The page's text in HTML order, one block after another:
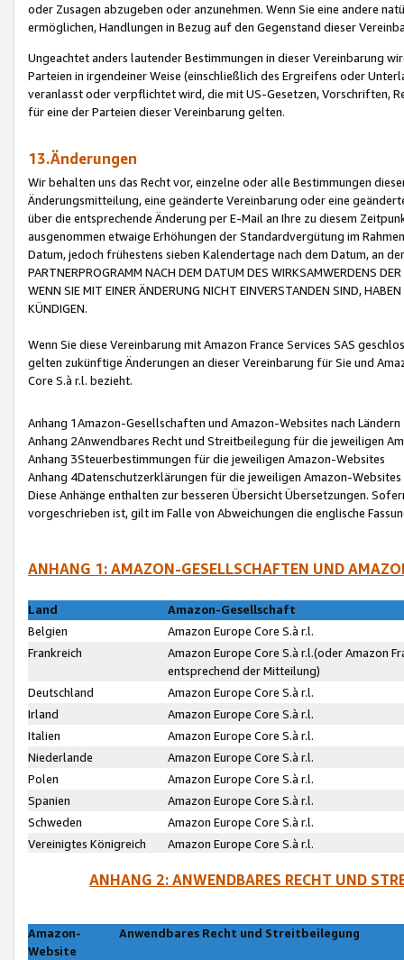
oder Zusagen abzugeben oder anzunehmen. Wenn Sie eine andere
ermöglichen, Handlungen in Bezug auf den Gegenstand dieser
Ungeachtet anders lautender Bestimmungen in dieser Vereinbarung
Parteien in irgendeiner Weise (einschließlich des Ergreifens oder
veranlasst oder verpflichtet wird, die mit US-Gesetzen, Vorschriften,
für eine der Parteien dieser Vereinbarung gelten.
13.Änderungen
Wir behalten uns das Recht vor, einzelne oder alle Bestimmungen
Änderungsmitteilung, eine geänderte Vereinbarung oder eine
über die entsprechende Änderung per E-Mail an Ihre zu diesem
ausgenommen etwaige Erhöhungen der Standardvergütung im
Datum, jedoch frühestens sieben Kalendertage nach dem Datum, an
PARTNERPROGRAMM NACH DEM DATUM DES WIRKSAMWERDENS
WENN SIE MIT EINER ÄNDERUNG NICHT EINVERSTANDEN SIND,
KÜNDIGEN.
Wenn Sie diese Vereinbarung mit Amazon France Services SAS
gelten zukünftige Änderungen an dieser Vereinbarung für Sie und
Core S.à r.l. bezieht.
Anhang 1Amazon-Gesellschaften und Amazon-Websites nach Ländern
Anhang 2Anwendbares Recht und Streitbeilegung für die jeweiligen
Anhang 3Steuerbestimmungen für die jeweiligen Amazon-Websites
Anhang 4Datenschutzerklärungen für die jeweiligen Amazon-Websites
Diese Anhänge enthalten zur besseren Übersicht Übersetzungen.
vorgeschrieben ist, gilt im Falle von Abweichungen die englische
ANHANG 1: AMAZON-GESELLSCHAFTEN UND
Land
Amazon-Gesellschaft
Belgien
Amazon Europe Core S.à r.l.
Frankreich
Amazon Europe Core S.à r.l.(oder Amazon
entsprechend der Mitteilung)
Deutschland
Amazon Europe Core S.à r.l.
Irland
Amazon Europe Core S.à r.l.
Italien
Amazon Europe Core S.à r.l.
Niederlande
Amazon Europe Core S.à r.l.
Polen
Amazon Europe Core S.à r.l.
Spanien
Amazon Europe Core S.à r.l.
Schweden
Amazon Europe Core S.à r.l.
Vereinigtes Königreich
Amazon Europe Core S.à r.l.
ANHANG 2: ANWENDBARES RECHT UND
Amazon-
Website
Anwendbares Recht und Streitbeilegung